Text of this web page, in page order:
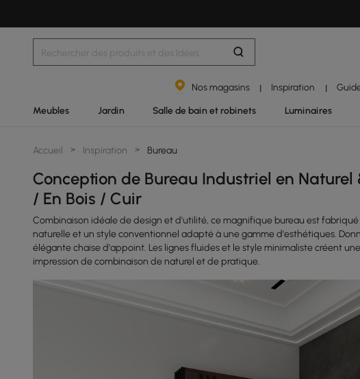
Nos magasins | Inspiration |
Meubles Jardin Salle de bain et robinets Luminaires
Accueil > Inspiration > Bureau
Conception de Bureau Industriel en Naturel
/ En Bois / Cuir
Combinaison idéale de design et d'utilité, ce magnifique bureau est
naturelle et un style conventionnel adapté à une gamme d'esthétiques.
élégante chaise d'appoint. Les lignes fluides et le style minimaliste créent
impression de combinaison de naturel et de pratique.